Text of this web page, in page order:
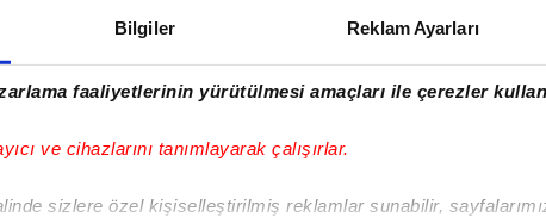
Bilgiler Reklam Ayarları
faaliyetlerinin yürütülmesi amaçları ile çerezler
ve cihazlarını tanımlayarak çalışırlar.
sizlere özel kişiselleştirilmiş reklamlar sunabilir,
Sporla ilgisi olabilir mi?
bu sporla ilgili olabilir. Özellikle Pudental
durumlarda baskı altında kalır. Bu tip
iltihaplarında da bu tip şikayetler
da iltihap olabilir. Üroloji uzmanına
ihtimali araştırılsın. Yaptığın sporu da